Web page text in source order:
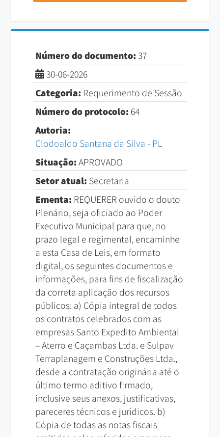
Número do documento:37
30-06-2026
Categoria: Requerimento de Sessão
Número do protocolo: 64
Autoria:
Clodoaldo Santana da Silva - PL
Situação:APROVADO
Setor atual: Secretaria
Ementa: REQUERER ouvido o douto
Plenário, seja oficiado ao Poder
Executivo Municipal para que, no
prazo legal e regimental, encaminhe
a esta Casa de Leis, em formato
digital, os seguintes documentos e
informações, para fins de fiscalização
da correta aplicação dos recursos
públicos: a) Cópia integral de todos
os contratos celebrados com as
empresas Santo Expedito Ambiental
– Aterro e Caçambas Ltda. e Sulpav
Terraplanagem e Construções Ltda.,
desde a contratação originária até o
último termo aditivo firmado,
inclusive seus anexos, justificativas,
pareceres técnicos e jurídicos. b)
Cópia de todas as notas fiscais